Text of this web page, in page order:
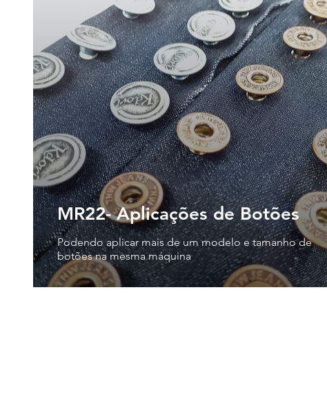
MR22- Aplicações de Botões
Podendo aplicar mais de um modelo e tamanho de
botões na mesma máquina